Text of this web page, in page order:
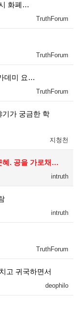
화폐…
TruthForum
TruthForum
데미 요…
TruthForum
기가 궁금한 학
지청천
혜. 공을 가로채…
intruth
intruth
TruthForum
고 귀국하면서
deophilo